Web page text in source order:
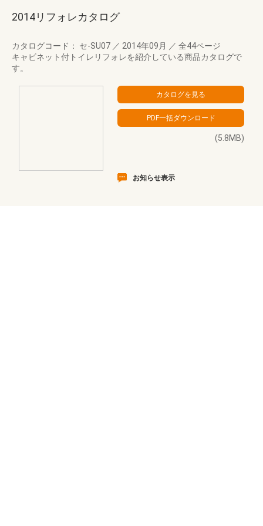
2014リフォレカタログ
カタログコード： セ-SU07 ／ 2014年09月 ／ 全44ページ
キャビネット付トイレリフォレを紹介している商品カタログで
す。
(5.8MB)
お知らせ表示